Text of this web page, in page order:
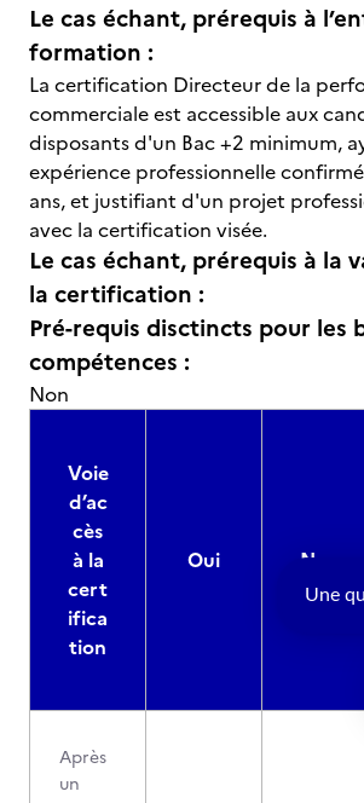
Le cas échant, prérequis à
formation :
La certification Directeur de la
commerciale est accessible aux
disposants d'un Bac +2 minimum,
expérience professionnelle
ans, et justifiant d'un projet
avec la certification visée.
Le cas échant, prérequis à la
la certification :
Pré-requis disctincts pour les
compétences :
Non
Voie
d’ac
cès
à la
cert
ifica
tion
Oui Non
Après
un
Une